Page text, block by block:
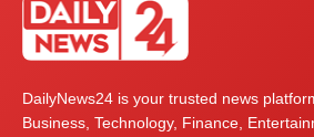
DailyNews24 is your trusted news
Business, Technology, Finance,